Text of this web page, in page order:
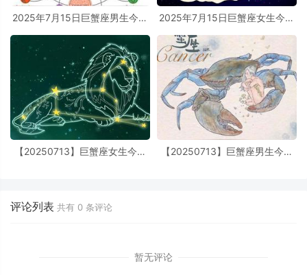
2025年7月15日巨蟹座男生今日
2025年7月15日巨蟹座女生今日
【20250713】巨蟹座女生今日
【20250713】巨蟹座男生今日
评论列表 共有 0 条评论
暂无评论